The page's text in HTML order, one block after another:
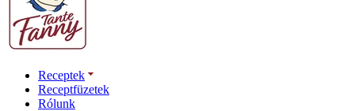
Receptek
Receptfüzetek
Rólunk